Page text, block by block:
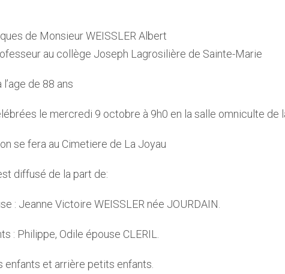
de Monsieur WEISSLER Albert
au collège Joseph Lagrosilière de Sainte-Marie
de 88 ans
le mercredi 9 octobre à 9h0 en la salle omniculte de
se fera au Cimetiere de La Joyau
diffusé de la part de:
: Jeanne Victoire WEISSLER née JOURDAIN.
: Philippe, Odile épouse CLERIL.
enfants et arrière petits enfants.